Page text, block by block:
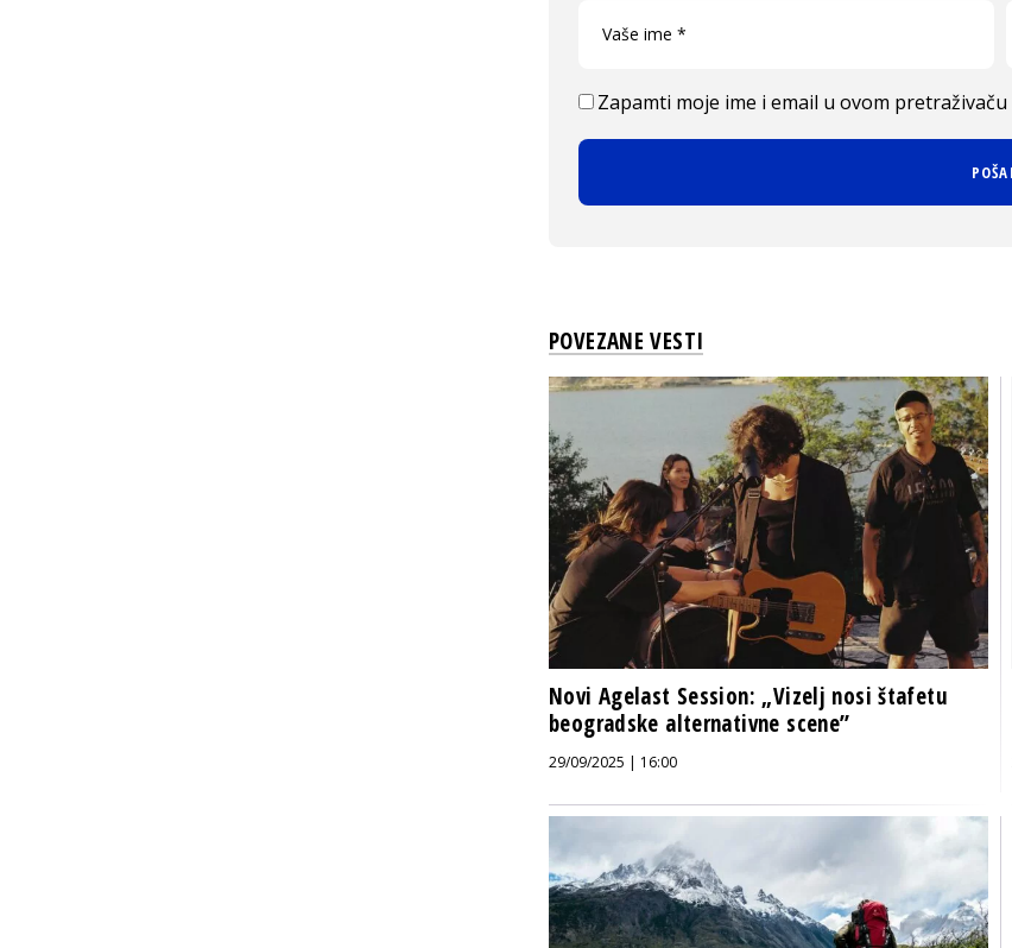
Zapamti moje ime i email u ovom
POVEZANE VESTI
Novi Agelast Session: „Vizelj nosi štafetu
beogradske alternativne scene”
29/09/2025 | 16:00